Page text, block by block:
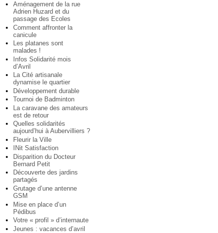
Aménagement de la rue
Adrien Huzard et du
passage des Ecoles
Comment affronter la
canicule
Les platanes sont
malades !
Infos Solidarité mois
d’Avril
La Cité artisanale
dynamise le quartier
Développement durable
Tournoi de Badminton
La caravane des amateurs
est de retour
Quelles solidarités
aujourd’hui à Aubervilliers ?
Fleurir la Ville
INit Satisfaction
Disparition du Docteur
Bernard Petit
Découverte des jardins
partagés
Grutage d’une antenne
GSM
Mise en place d’un
Pédibus
Votre « profil » d’internaute
Jeunes : vacances d’avril